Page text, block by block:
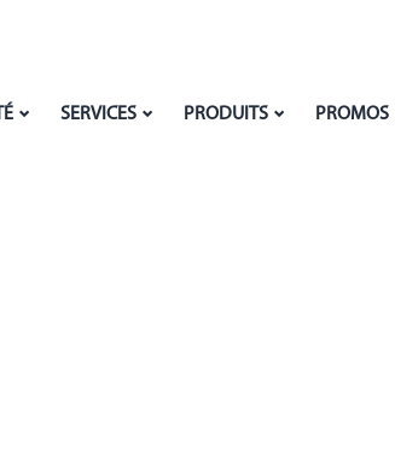
SERVICES PRODUITS PROMOS